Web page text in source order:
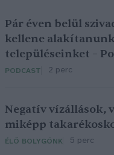
Pár éven belül
kellene
településeinket –
PODCAST 2 perc
Negatív vízállások,
miképp
ÉLŐ BOLYGÓNK 5 perc